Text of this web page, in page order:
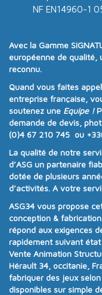
NF EN14960-1
Avec la Gamme
européenne de qualité
reconnu.
Quand vous faites
entreprise française ,
soutenez une Equipe !
demande de devis,
(0)4 67 210 745 ou
La qualité de notre
d’ASG un partenaire
dotée de plusieurs
d’activités. A votre
ASG34 vous propose
conception &
répond aux exigences
rapidement suivant
Vente Animation
Hérault 34, occitanie,
fabriquer des jeux
disponibles sur simple